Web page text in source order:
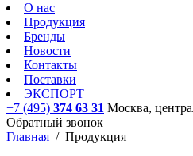
О нас
Продукция
Бренды
Новости
Контакты
Поставки
ЭКСПОРТ
+7 (495) 374 63 31 Москва,
Обратный звонок
Главная / Продукция